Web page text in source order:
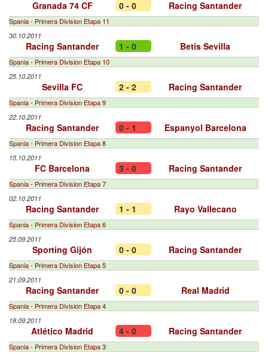
Granada 74 CF 0 - 0 Racing Santander
Spania - Primera Division Etapa 11
30.10.2011
Racing Santander 1 - 0 Betis Sevilla
Spania - Primera Division Etapa 10
25.10.2011
Sevilla FC 2 - 2 Racing Santander
Spania - Primera Division Etapa 9
22.10.2011
Racing Santander 0 - 1 Espanyol Barcelona
Spania - Primera Division Etapa 8
15.10.2011
FC Barcelona 3 - 0 Racing Santander
Spania - Primera Division Etapa 7
02.10.2011
Racing Santander 1 - 1 Rayo Vallecano
Spania - Primera Division Etapa 6
25.09.2011
Sporting Gijón 0 - 0 Racing Santander
Spania - Primera Division Etapa 5
21.09.2011
Racing Santander 0 - 0 Real Madrid
Spania - Primera Division Etapa 4
18.09.2011
Atlético Madrid 4 - 0 Racing Santander
Spania - Primera Division Etapa 3